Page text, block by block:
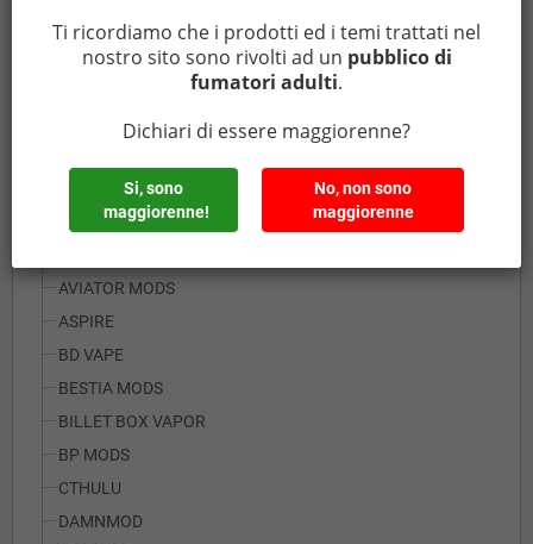
CHIPSET YIHI
INTEGRATED BATTERY
SINGLE BATTERY 26650
MECH/CON MOSFET
AMBITION MODS
AVIATOR MODS
ASPIRE
BD VAPE
BESTIA MODS
BILLET BOX VAPOR
BP MODS
CTHULU
DAMNMOD
Ti ricordiamo che i prodotti ed i temi trattati nel
nostro sito sono rivolti ad un pubblico di
fumatori adulti.
Dichiari di essere maggiorenne?
Si, sono
maggiorenne!
No, non sono
maggiorenne